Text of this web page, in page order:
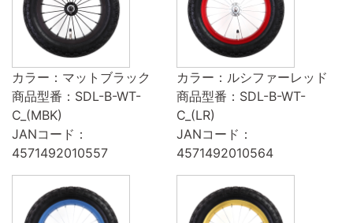
カラー：マットブラック
商品型番：SDL-B-WT-
C_(MBK)
JANコード：
4571492010557
カラー：ルシファーレッド
商品型番：SDL-B-WT-
C_(LR)
JANコード：
4571492010564